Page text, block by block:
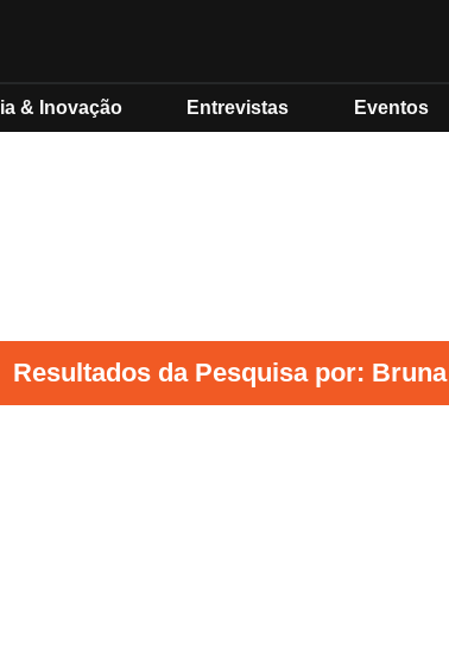
& Inovação Entrevistas Eventos
Resultados da Pesquisa por: